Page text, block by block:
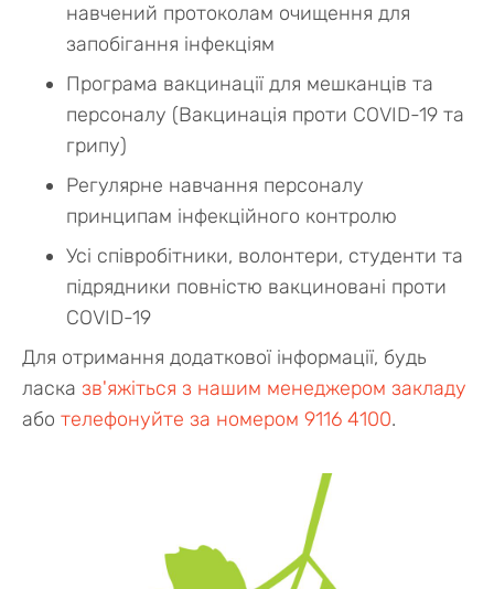
навчений протоколам очищення для
запобігання інфекціям
Програма вакцинації для мешканців та
персоналу (Вакцинація проти COVID-19 та
грипу)
Регулярне навчання персоналу
принципам інфекційного контролю
Усі співробітники, волонтери, студенти та
підрядники повністю вакциновані проти
COVID-19
Для отримання додаткової інформації, будь
ласка зв'яжіться з нашим менеджером закладу
або телефонуйте за номером 9116 4100.